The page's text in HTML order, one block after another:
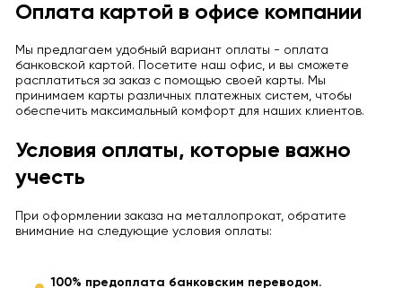
Оплата картой в офисе компании
Мы предлагаем удобный вариант оплаты - оплата
банковской картой. Посетите наш офис, и вы сможете
расплатиться за заказ с помощью своей карты. Мы
принимаем карты различных платежных систем, чтобы
обеспечить максимальный комфорт для наших клиентов.
Условия оплаты, которые важно
учесть
При оформлении заказа на металлопрокат, обратите
внимание на следующие условия оплаты:
100% предоплата банковским переводом.